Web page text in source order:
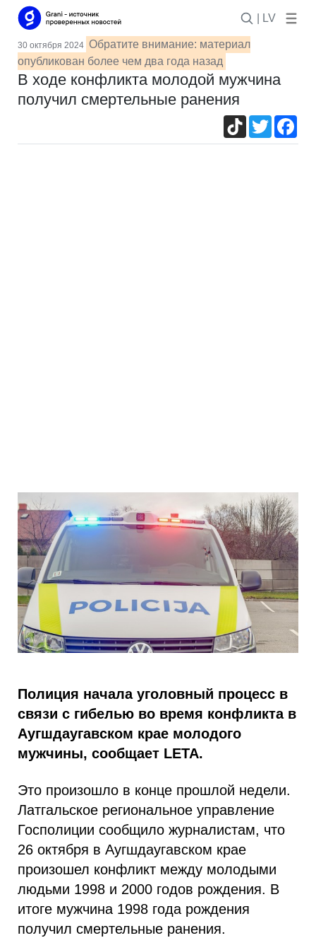
| LV
30 октября 2024 Обратите внимание: материал
опубликован более чем два года назад
В ходе конфликта молодой мужчина
получил смертельные ранения
TikTokTwitter
Полиция начала уголовный процесс в
связи с гибелью во время конфликта в
Аугшдаугавском крае молодого
мужчины, сообщает LETA.
Это произошло в конце прошлой недели.
Латгальское региональное управление
Госполиции сообщило журналистам, что
26 октября в Аугшдаугавском крае
произошел конфликт между молодыми
людьми 1998 и 2000 годов рождения. В
итоге мужчина 1998 года рождения
получил смертельные ранения.